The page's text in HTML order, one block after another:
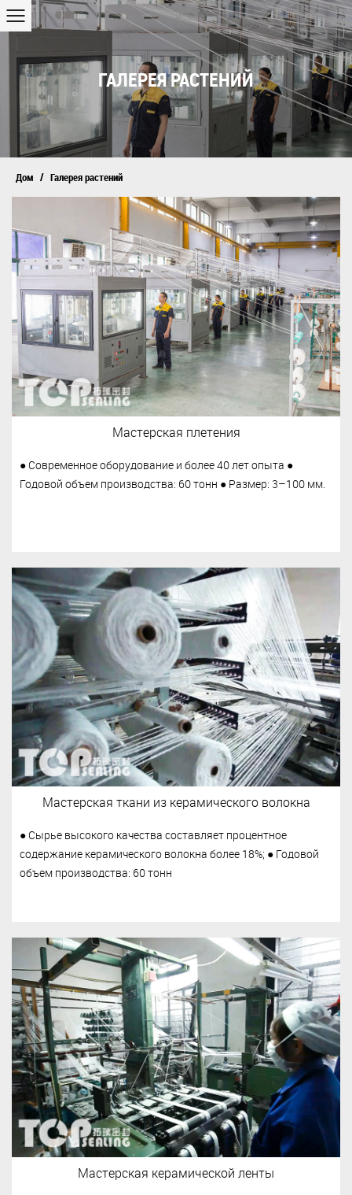
ГАЛЕРЕЯ РАСТЕНИЙ
Дом / Галерея растений
Мастерская плетения
● Современное оборудование и более 40 лет опыта ●
Годовой объем производства: 60 ​​тонн ● Размер: 3–100 мм.
Мастерская ткани из керамического волокна
● Сырье высокого качества составляет процентное
содержание керамического волокна более 18%; ● Годовой
объем производства: 60 ​​тонн
Мастерская керамической ленты